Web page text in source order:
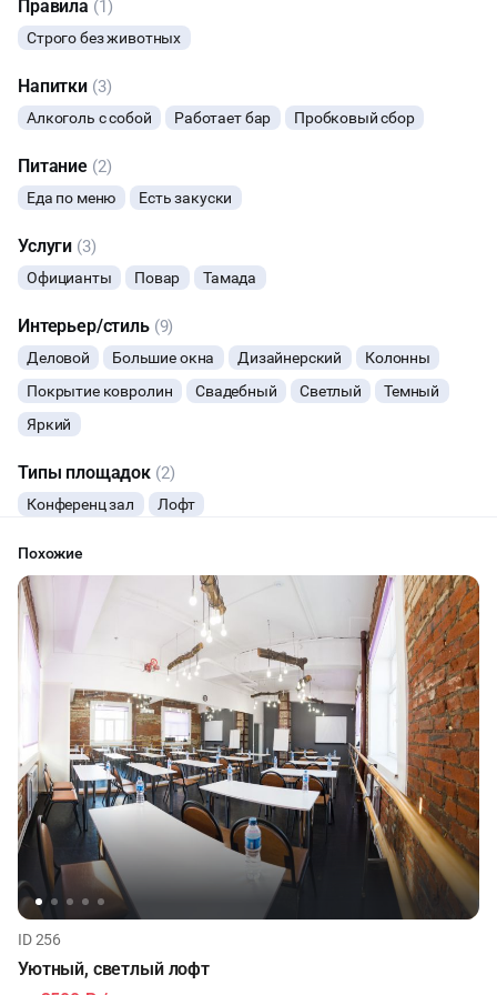
20 человек, более 20 человек залог составляет 10000 руб. По
завершению мероприятия залог возвращается
Правила (1)
Строго без животных
Напитки (3)
Алкоголь с собой Работает бар Пробковый сбор
Питание (2)
Еда по меню Есть закуски
Услуги (3)
Официанты Повар Тамада
Интерьер/стиль (9)
Деловой Большие окна Дизайнерский
Колонны
Покрытие ковролин
Свадебный Светлый
Темный
Яркий
Типы площадок (2)
Конференц зал Лофт
ЮБИЛЕЙ
ВЫПУСКНЫЕ
НОВЫЙ ГОД
МАСТЕР-КЛАСС
ВЫСТАВКИ
ФУРШЕТЫ
ДЕГУСТАЦИИ
ЧАЕПИТИЕ
ТИМБИЛДИНГ
Похожие
ID 256
Уютный, светлый лофт